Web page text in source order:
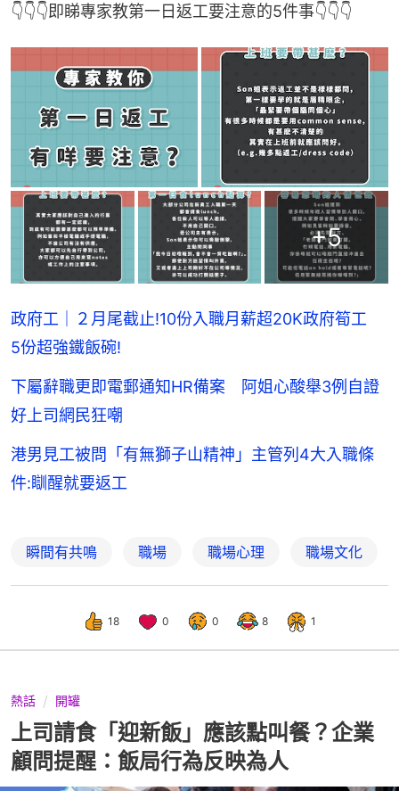
👇👇👇即睇專家教第一日返工要注意的5件事👇👇👇
+5
政府工｜２月尾截止!10份入職月薪超20K政府筍工
5份超強鐵飯碗!
下屬辭職更即電郵通知HR備案 阿姐心酸舉3例自證
好上司網民狂嘲
港男見工被問「有無獅子山精神」主管列4大入職條
件:瞓醒就要返工
瞬間有共鳴 職場 職場心理 職場文化
18 0 0 8 1
熱話 開罐
上司請食「迎新飯」應該點叫餐？企業
顧問提醒：飯局行為反映為人